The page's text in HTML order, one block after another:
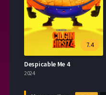
7.4
Despicable Me 4
2024